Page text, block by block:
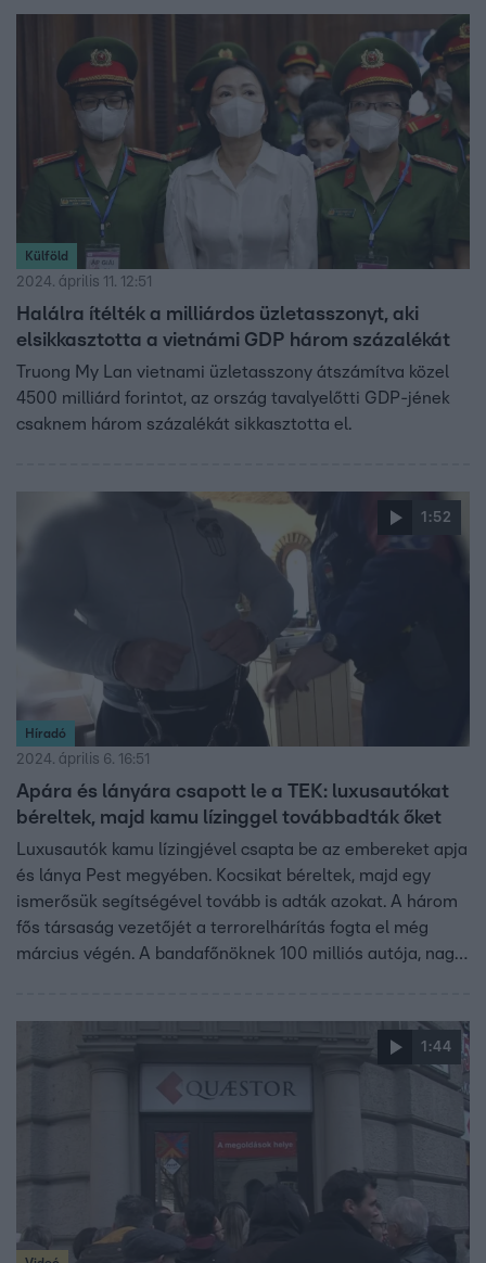
Külföld
2024. április 11. 12:51
Halálra ítélték a milliárdos üzletasszonyt, aki
elsikkasztotta a vietnámi GDP három százalékát
Truong My Lan vietnami üzletasszony átszámítva közel
4500 milliárd forintot, az ország tavalyelőtti GDP-jének
csaknem három százalékát sikkasztotta el.
1:52
Híradó
2024. április 6. 16:51
Apára és lányára csapott le a TEK: luxusautókat
béreltek, majd kamu lízinggel továbbadták őket
Luxusautók kamu lízingjével csapta be az embereket apja
és lánya Pest megyében. Kocsikat béreltek, majd egy
ismerősük segítségével tovább is adták azokat. A három
fős társaság vezetőjét a terrorelhárítás fogta el még
március végén. A bandafőnöknek 100 milliós autója, nagy
1:44